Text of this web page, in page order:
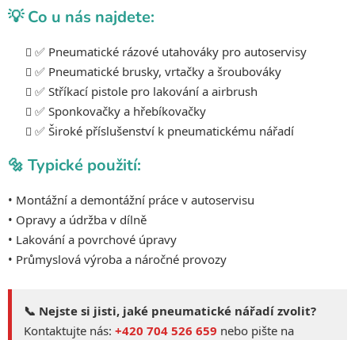
i
s
u
💡 Co u nás najdete:
✅ Pneumatické rázové utahováky pro autoservisy
✅ Pneumatické brusky, vrtačky a šroubováky
✅ Stříkací pistole pro lakování a airbrush
✅ Sponkovačky a hřebíkovačky
✅ Široké příslušenství k pneumatickému nářadí
🔩 Typické použití:
• Montážní a demontážní práce v autoservisu
• Opravy a údržba v dílně
• Lakování a povrchové úpravy
• Průmyslová výroba a náročné provozy
📞 Nejste si jisti, jaké pneumatické nářadí zvolit?
Kontaktujte nás: +420 704 526 659 nebo pište na